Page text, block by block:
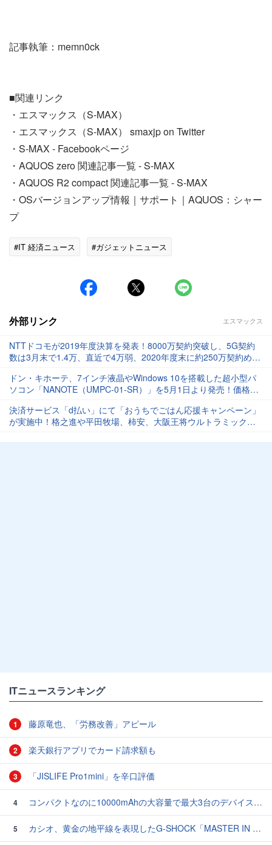
記事執筆：memn0ck
■関連リンク
・エスマックス（S-MAX）
・エスマックス（S-MAX） smaxjp on Twitter
・S-MAX - Facebookページ
・AQUOS zero 関連記事一覧 - S-MAX
・AQUOS R2 compact 関連記事一覧 - S-MAX
・OSバージョンアップ情報｜サポート｜AQUOS：シャー
プ
#IT 経済ニュース #ガジェットニュース
外部リンク エスマックス
NTTドコモが2019年度決算を発表！8000万契約突破し、5G契約
数は3月末で1.4万、直近で4万弱、2020年度末に約250万契約めざ
ドン・キホーテ、7インチ液晶やWindows 10を搭載した超小型パ
ソコン「NANOTE（UMPC-01-SR）」を5月1日より発売！価格は
決済サービス「d払い」にて「おうちでごはん応援キャンペーン」
が実施中！格之進や平田牧場、柿安、大阪王将ウルトラミックス
ITニュースランキング
1 藤原竜也、「労務改善」アピール
2 楽天銀行アプリでカード請求額も
3 「JISLIFE Pro1mini」を辛口評価
4 コンパクトなのに10000mAhの大容量で最大3台のデバイスを同時充電できる半固体モバイルバッテリー「SMARTCOBY Pro SLIM SS」レビュー
5
カシオ、黄金の地平線を表現したG-SHOCK「MASTER IN HORIZON GOLD」3モデル